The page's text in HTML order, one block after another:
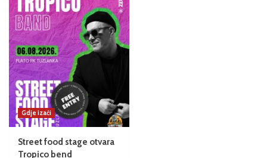
Gdje izaći
Street food stage otvara
Tropico bend